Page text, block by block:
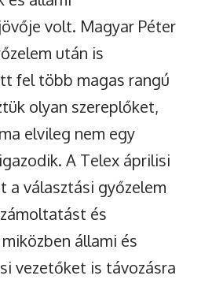
volt. Magyar Péter
után is
fel több magas rangú
olyan szereplőket,
elvileg nem egy
A Telex áprilisi
a választási győzelem
és
állami és
vezetőket is távozásra